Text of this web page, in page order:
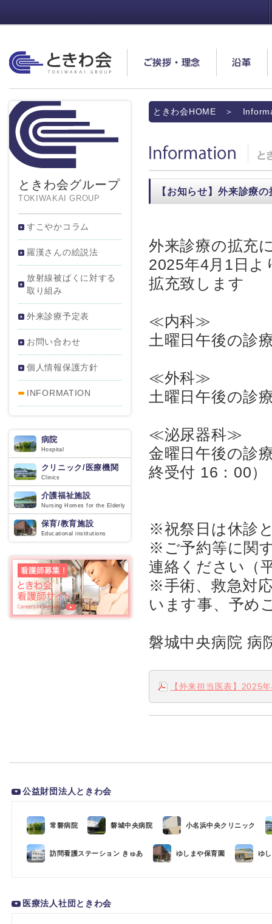
ご挨拶・理念 沿革
ときわ会HOME ＞
Information
【お知らせ】外来診療
外来診療の拡充
2025年4月1日よ
拡充致します
≪内科≫
土曜日午後の診
≪外科≫
土曜日午後の診
≪泌尿器科≫
金曜日午後の診
終受付 16：00）
※祝祭日は休診
※ご予約等に関
連絡ください（
※手術、救急対
います事、予め
磐城中央病院 病
【外来担当医表】2025
ときわ会グループ
TOKIWAKAI GROUP
すこやかコラム
羅漢さんの絵説法
放射線被ばくに対する
取り組み
外来診療予定表
お問い合わせ
個人情報保護方針
INFORMATION
病院
Hospital
クリニック/医療機関
Clinics
介護福祉施設
Nursing Homes for the Elderly
保育/教育施設
Educational institutions
公益財団法人ときわ会
常磐病院 磐城中央病院 小名浜中央クリニック
訪問看護ステーション きゅあ ゆしまや保育園 ゆ
医療法人社団ときわ会